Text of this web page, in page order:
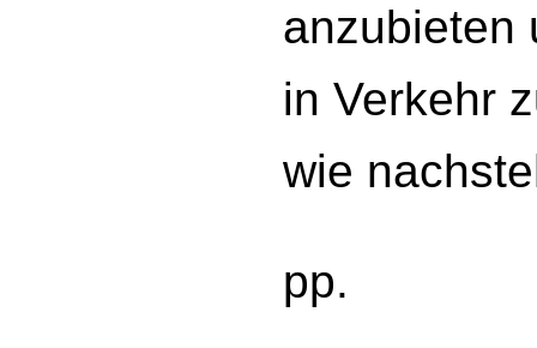
anzubieten
in Verkehr
wie
pp.